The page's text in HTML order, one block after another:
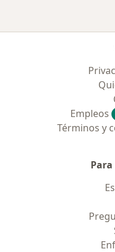
Empleos
Términos y